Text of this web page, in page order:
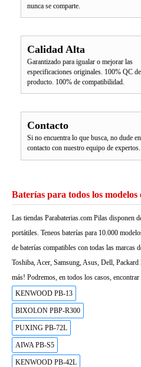
nunca se comparte.
Calidad Alta
Garantizado para igualar o mejorar las
especificaciones originales. 100% QC
producto. 100% de compatibilidad.
Contacto
Si no encuentra lo que busca, no dude
contacto con nuestro equipo de expertos.
Baterías para todos los
Las tiendas Parabaterias.com Pilas disponen
portátiles. Teneos baterías para 10.000
de baterías compatibles con todas las marcas
Toshiba, Acer, Samsung, Asus, Dell,
más! Podremos, en todos los casos,
KENWOOD PB-13
BIXOLON PBP-R300
PUXING PB-72L
AIWA PB-S5
KENWOOD PB-42L